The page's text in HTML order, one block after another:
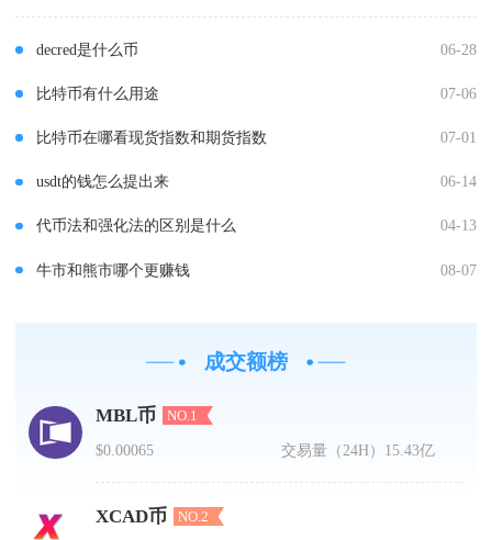
decred是什么币 06-28
比特币有什么用途 07-06
比特币在哪看现货指数和期货指数 07-01
usdt的钱怎么提出来 06-14
代币法和强化法的区别是什么 04-13
牛市和熊市哪个更赚钱 08-07
成交额榜
MBL币 NO.1
$0.00065 交易量（24H） 15.43亿
XCAD币 NO.2